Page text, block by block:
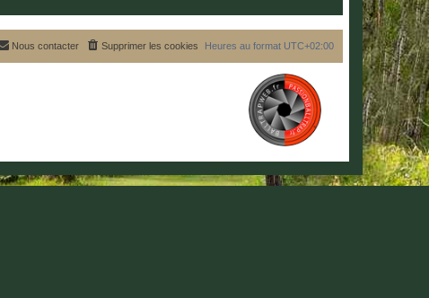
Heures au format UTC+02:00
Supprimer les cookies
Nous contacter